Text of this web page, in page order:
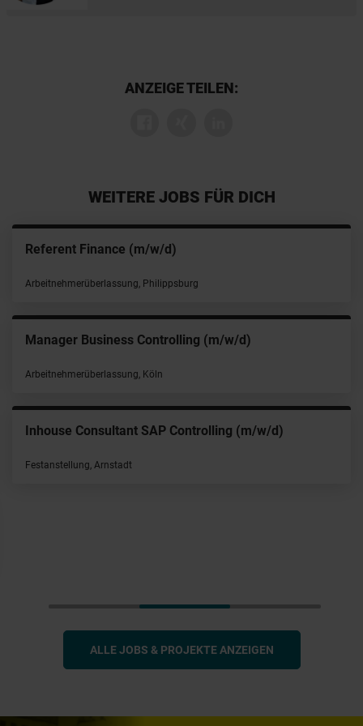
ANZEIGE TEILEN:
WEITERE JOBS FÜR DICH
Referent Finance (m/w/d)
Arbeitnehmerüberlassung, Philippsburg
Manager Business Controlling (m/w/d)
Arbeitnehmerüberlassung, Köln
Inhouse Consultant SAP Controlling (m/w/d)
Festanstellung, Arnstadt
ALLE JOBS & PROJEKTE ANZEIGEN